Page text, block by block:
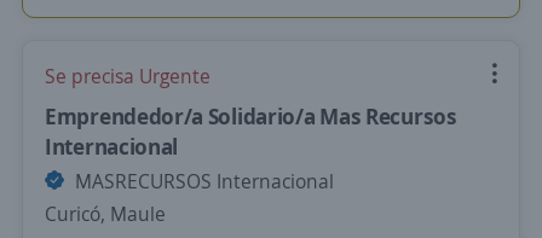
Se precisa Urgente
Emprendedor/a Solidario/a Mas Recursos
Internacional
MASRECURSOS Internacional
Curicó, Maule